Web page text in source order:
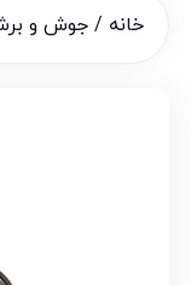
خانه / جوش و